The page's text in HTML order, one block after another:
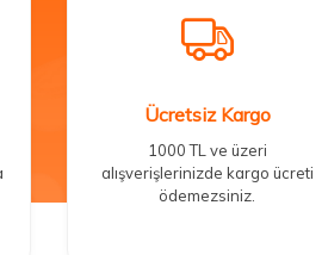
Ücretsiz Kargo
1000 TL ve üzeri
alışverişlerinizde kargo ücreti
ödemezsiniz.